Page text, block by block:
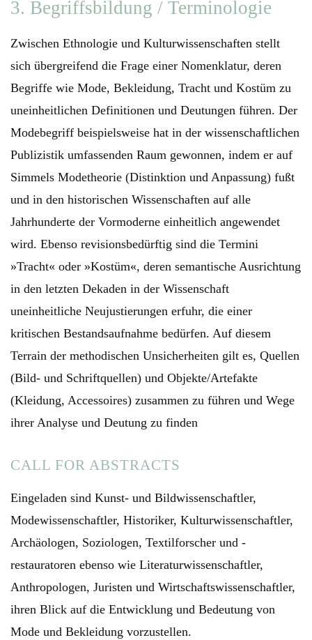
3. Begriffsbildung / Terminologie
Zwischen Ethnologie und Kulturwissenschaften stellt
sich übergreifend die Frage einer Nomenklatur, deren
Begriffe wie Mode, Bekleidung, Tracht und Kostüm zu
uneinheitlichen Definitionen und Deutungen führen. Der
Modebegriff beispielsweise hat in der wissenschaftlichen
Publizistik umfassenden Raum gewonnen, indem er auf
Simmels Modetheorie (Distinktion und Anpassung) fußt
und in den historischen Wissenschaften auf alle
Jahrhunderte der Vormoderne einheitlich angewendet
wird. Ebenso revisionsbedürftig sind die Termini
»Tracht« oder »Kostüm«, deren semantische Ausrichtung
in den letzten Dekaden in der Wissenschaft
uneinheitliche Neujustierungen erfuhr, die einer
kritischen Bestandsaufnahme bedürfen. Auf diesem
Terrain der methodischen Unsicherheiten gilt es, Quellen
(Bild- und Schriftquellen) und Objekte/Artefakte
(Kleidung, Accessoires) zusammen zu führen und Wege
ihrer Analyse und Deutung zu finden
CALL FOR ABSTRACTS
Eingeladen sind Kunst- und Bildwissenschaftler,
Modewissenschaftler, Historiker, Kulturwissenschaftler,
Archäologen, Soziologen, Textilforscher und -
restauratoren ebenso wie Literaturwissenschaftler,
Anthropologen, Juristen und Wirtschaftswissenschaftler,
ihren Blick auf die Entwicklung und Bedeutung von
Mode und Bekleidung vorzustellen.